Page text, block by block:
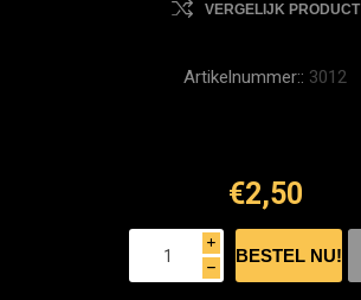
VERGELIJK PRODUCT
Artikelnummer:: 3012
€2,50
i
h